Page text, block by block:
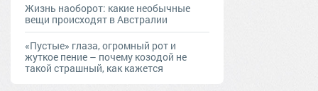
Жизнь наоборот: какие необычные
вещи происходят в Австралии
«Пустые» глаза, огромный рот и
жуткое пение – почему козодой не
такой страшный, как кажется